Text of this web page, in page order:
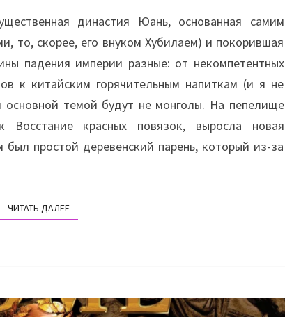
(JIANGNAN:
LIFE
OF
GENTRY)
династия Юань, основанная самим
то, скорее, его внуком Хубилаем) и покорившая
падения империи разные: от некомпетентных
к китайским горячительным напиткам (и я не
темой будут не монголы. На пепелище
Восстание красных повязок, выросла новая
был простой деревенский парень, который из-за
ЧИТАТЬ ДАЛЕЕЧИТАТЬ ДАЛЕЕ